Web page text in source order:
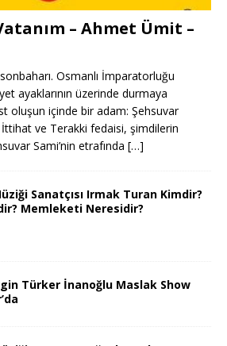
– Ahmet Ümit –
Osmanlı İmparatorluğu
ayaklarının üzerinde durmaya
oluşun içinde bir adam: Şehsuvar
ve Terakki fedaisi, şimdilerin
Sami’nin etrafında […]
Sanatçısı Irmak Turan Kimdir?
Memleketi Neresidir?
Türker İnanoğlu Maslak Show